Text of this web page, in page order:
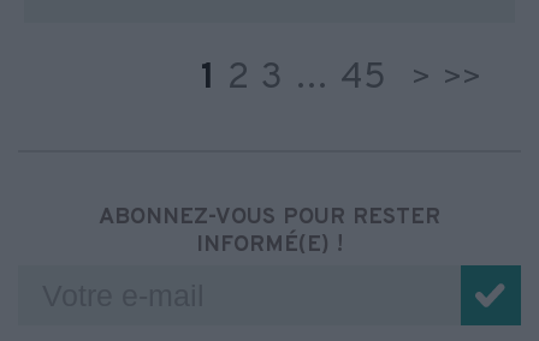
1 2 3 … 45 > >>
ABONNEZ-VOUS POUR RESTER
INFORMÉ(E) !